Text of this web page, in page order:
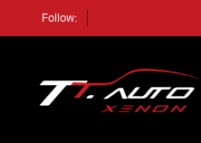
Follow:
ค้นหา ตัวอย่างรถ